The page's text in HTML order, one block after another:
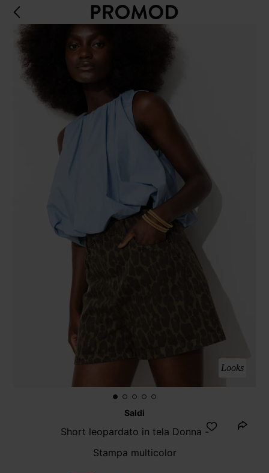
Looks
Saldi
Short leopardato in tela Donna -
Stampa multicolor